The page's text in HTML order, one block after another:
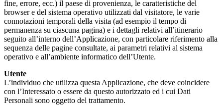
fine, errore, ecc.) il paese di provenienza, le caratteristiche del
browser e del sistema operativo utilizzati dal visitatore, le varie
connotazioni temporali della visita (ad esempio il tempo di
permanenza su ciascuna pagina) e i dettagli relativi all’itinerario
seguito all’interno dell’Applicazione, con particolare riferimento alla
sequenza delle pagine consultate, ai parametri relativi al sistema
operativo e all’ambiente informatico dell’Utente.
Utente
L’individuo che utilizza questa Applicazione, che deve coincidere
con l’Interessato o essere da questo autorizzato ed i cui Dati
Personali sono oggetto del trattamento.